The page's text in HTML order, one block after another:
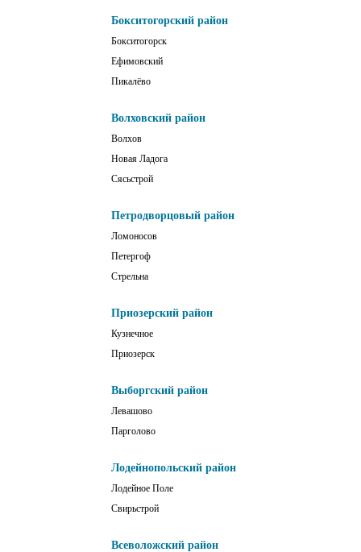
Бокситогорский район
Бокситогорск
Ефимовский
Пикалёво
Волховский район
Волхов
Новая Ладога
Сясьстрой
Петродворцовый район
Ломоносов
Петергоф
Стрельна
Приозерский район
Кузнечное
Приозерск
Выборгский район
Левашово
Парголово
Лодейнопольский район
Лодейное Поле
Свирьстрой
Всеволожский район